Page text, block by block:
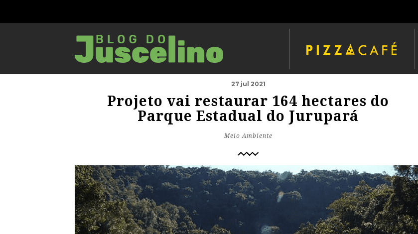
27 jul 2021
Projeto vai restaurar 164 hectares do
Parque Estadual do Jurupará
Meio Ambiente